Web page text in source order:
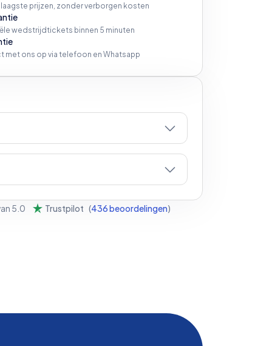
prijzen, zonder verborgen kosten
wedstrijdtickets binnen 5 minuten
met ons op via telefoon en Whatsapp
5.0 Trustpilot (436beoordelingen)